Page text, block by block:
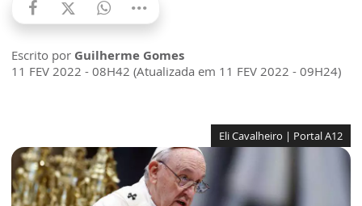
Escrito por Guilherme Gomes
11 FEV 2022 - 08H42 (Atualizada em 11 FEV 2022 - 09H24)
Eli Cavalheiro | Portal A12